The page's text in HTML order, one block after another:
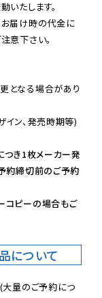
届け時の代金に
意下さい。
となる場合があり
ン、発売時期等)
つき1枚メーカー発
約締切前のご予約
コピーの場合もご
について
量のご予約につ